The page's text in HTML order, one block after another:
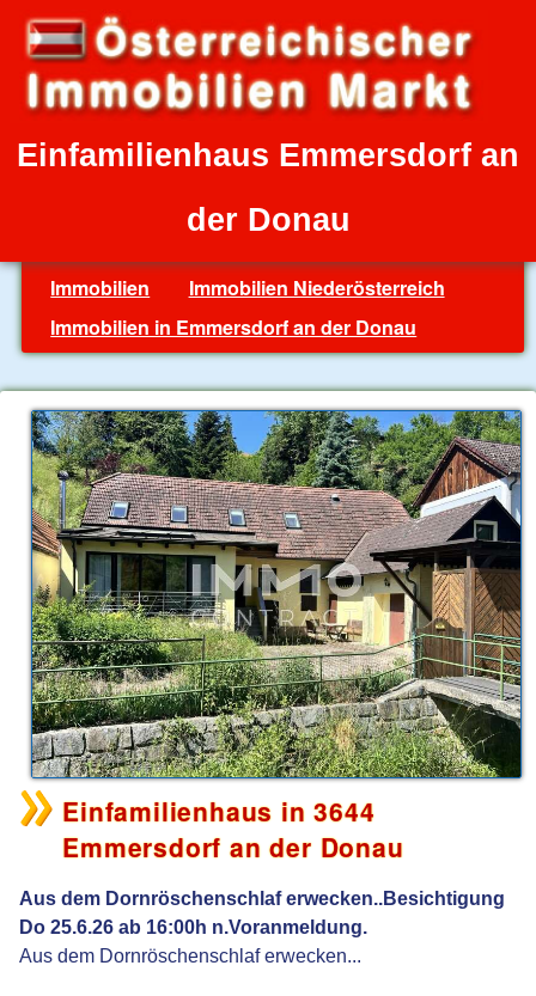
Einfamilienhaus Emmersdorf an
der Donau
Immobilien
Immobilien Niederösterreich
Immobilien in Emmersdorf an der Donau
Einfamilienhaus in 3644
Emmersdorf an der Donau
Aus dem Dornröschenschlaf erwecken..Besichtigung
Do 25.6.26 ab 16:00h n.Voranmeldung.
Aus dem Dornröschenschlaf erwecken...